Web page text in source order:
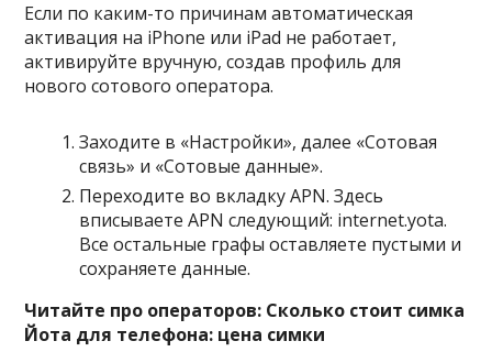
Если по каким-то причинам автоматическая
активация на iPhone или iPad не работает,
активируйте вручную, создав профиль для
нового сотового оператора.
Заходите в «Настройки», далее «Сотовая
связь» и «Сотовые данные».
Переходите во вкладку APN. Здесь
вписываете APN следующий: internet.yota.
Все остальные графы оставляете пустыми и
сохраняете данные.
Читайте про операторов: Сколько стоит симка
Йота для телефона: цена симки